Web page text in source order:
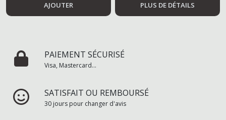
AJOUTER PLUS DE DÉTAILS
PAIEMENT SÉCURISÉ
Visa, Mastercard...
SATISFAIT OU REMBOURSÉ
30 jours pour changer d'avis